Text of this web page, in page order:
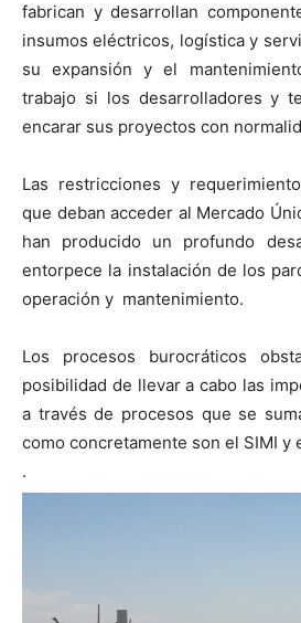
fabrican y desarrollan
insumos eléctricos, logística y
su expansión y el
trabajo si los desarrolladores y
encarar sus proyectos con
Las restricciones y
que deban acceder al Mercado
han producido un profundo
entorpece la instalación de los
operación y mantenimiento.
Los procesos burocráticos
posibilidad de llevar a cabo las
a través de procesos que se
como concretamente son el SIMI y
.